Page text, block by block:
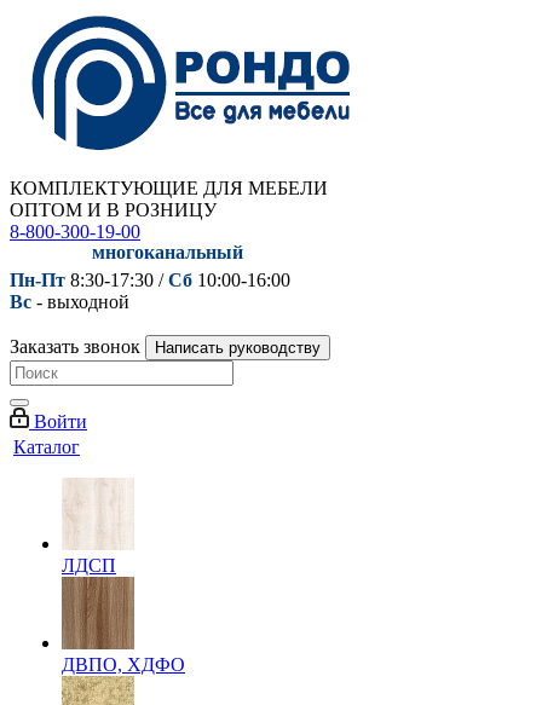
КОМПЛЕКТУЮЩИЕ ДЛЯ МЕБЕЛИ
ОПТОМ И В РОЗНИЦУ
8-800-300-19-00
многоканальный
Пн-Пт 8:30-17:30 /Сб 10:00-16:00
Вс - выходной
Заказать звонок Написать руководству
Войти
Каталог
ЛДСП
ДВПО, ХДФО